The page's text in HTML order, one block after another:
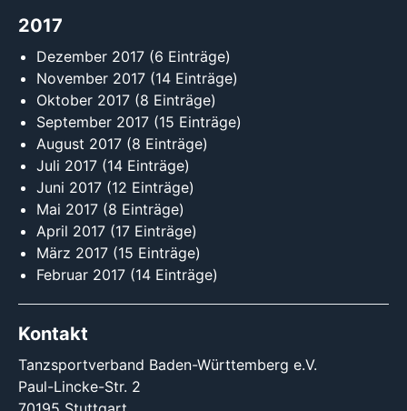
2017
Dezember 2017 (6 Einträge)
November 2017 (14 Einträge)
Oktober 2017 (8 Einträge)
September 2017 (15 Einträge)
August 2017 (8 Einträge)
Juli 2017 (14 Einträge)
Juni 2017 (12 Einträge)
Mai 2017 (8 Einträge)
April 2017 (17 Einträge)
März 2017 (15 Einträge)
Februar 2017 (14 Einträge)
Kontakt
Tanzsportverband Baden-Württemberg e.V.
Paul-Lincke-Str. 2